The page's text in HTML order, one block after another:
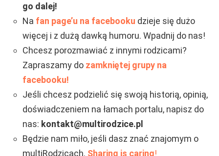
go dalej!
Na fan page’u na facebooku dzieje się dużo
więcej i z dużą dawką humoru. Wpadnij do nas!
Chcesz porozmawiać z innymi rodzicami?
Zapraszamy do zamkniętej grupy na
facebooku!
Jeśli chcesz podzielić się swoją historią, opinią,
doświadczeniem na łamach portalu, napisz do
nas: kontakt@multirodzice.pl
Będzie nam miło, jeśli dasz znać znajomym o
multiRodzicach. Sharing is caring!